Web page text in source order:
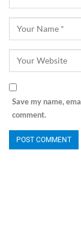
Save my name,
comment.